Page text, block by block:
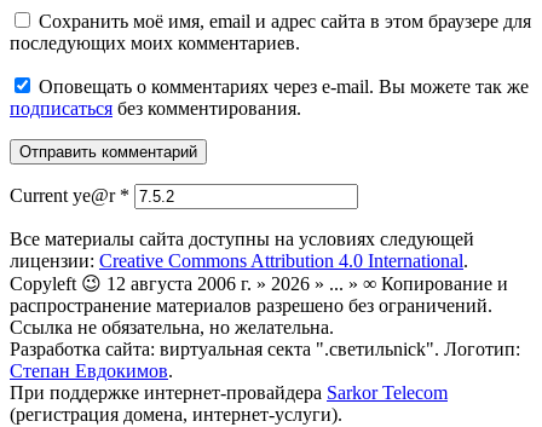
Сохранить моё имя, email и адрес сайта в этом браузере для
последующих моих комментариев.
Оповещать о комментариях через e-mail. Вы можете так же
подписаться без комментирования.
Current ye@r *
Все материалы сайта доступны на условиях следующей
лицензии: Creative Commons Attribution 4.0 International.
Copyleft 😉 12 августа 2006 г. » 2026 » ... » ∞ Копирование и
распространение материалов разрешено без ограничений.
Ссылка не обязательна, но желательна.
Разработка сайта: виртуальная секта ".светильnick". Логотип:
Степан Евдокимов.
При поддержке интернет-провайдера Sarkor Telecom
(регистрация домена, интернет-услуги).